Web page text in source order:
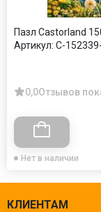
Пазл Castorland
Артикул: C-
0,0Отзывов
Нет в наличии
КЛИЕНТАМ